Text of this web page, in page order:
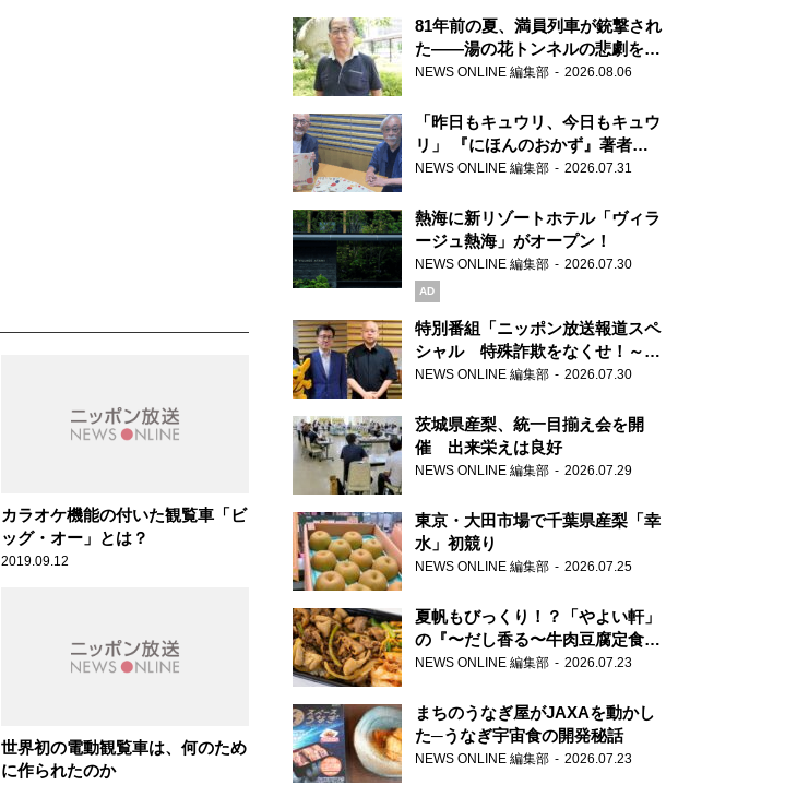
カラオケ機能の付いた観覧車「ビ
ッグ・オー」とは？
2019.09.12
世界初の電動観覧車は、何のため
に作られたのか
81年前の夏、満員列車が銃撃され
た――湯の花トンネルの悲劇を語
り継ぐ男性の
NEWS ONLINE 編集部 2026.08.06
「昨日もキュウリ、今日もキュウ
リ」 『にほんのおかず』著者が
見つけた家庭料理の知恵
NEWS ONLINE 編集部 2026.07.31
熱海に新リゾートホテル「ヴィラ
ージュ熱海」がオープン！
NEWS ONLINE 編集部 2026.07.30
AD
特別番組「ニッポン放送報道スペ
シャル 特殊詐欺をなくせ！～被
害者・加害者・警視庁が語るトク
NEWS ONLINE 編集部 2026.07.30
茨城県産梨、統一目揃え会を開
催 出来栄えは良好
NEWS ONLINE 編集部 2026.07.29
東京・大田市場で千葉県産梨「幸
水」初競り
NEWS ONLINE 編集部 2026.07.25
夏帆もびっくり！？「やよい軒」
の『〜だし香る〜牛肉豆腐定食』
が香り高すぎる
NEWS ONLINE 編集部 2026.07.23
まちのうなぎ屋がJAXAを動かし
た─うなぎ宇宙食の開発秘話
NEWS ONLINE 編集部 2026.07.23